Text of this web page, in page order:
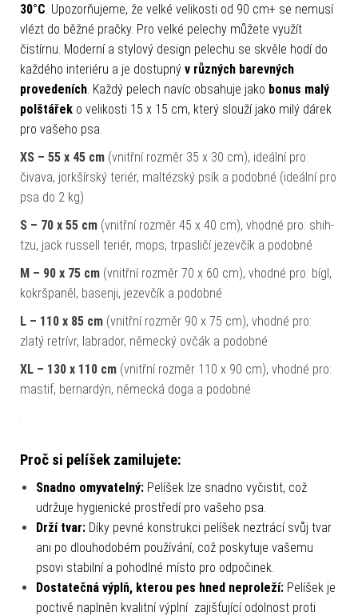
30°C Upozorňujeme, že velké velikosti od 90 cm+ se nemusí
vlézt do běžné pračky. Pro velké pelechy můžete využít
čistírnu. Moderní a stylový design pelechu se skvěle hodí do
každého interiéru a je dostupný v různých barevných
provedeních . Každý pelech navíc obsahuje jako bonus malý
polštářek o velikosti 15 x 15 cm, který slouží jako milý dárek
pro vašeho psa.
XS – 55 x 45 cm (vnitřní rozměr 35 x 30 cm), ideální pro:
čivava, jorkšírský teriér, maltézský psík a podobné (ideální pro
psa do 2 kg)
S – 70 x 55 cm (vnitřní rozměr 45 x 40 cm), vhodné pro: shih-
tzu, jack russell teriér, mops, trpasličí jezevčík a podobné
M – 90 x 75 cm (vnitřní rozměr 70 x 60 cm), vhodné pro: bígl,
kokršpaněl, basenji, jezevčík a podobné
L – 110 x 85 cm (vnitřní rozměr 90 x 75 cm), vhodné pro:
zlatý retrívr, labrador, německý ovčák a podobné
XL – 130 x 110 cm (vnitřní rozměr 110 x 90 cm), vhodné pro:
mastif, bernardýn, německá doga a podobné
Proč si pelíšek zamilujete:
Snadno omyvatelný: Pelíšek lze snadno vyčistit, což
udržuje hygienické prostředí pro vašeho psa.
Drží tvar: Díky pevné konstrukci pelíšek neztrácí svůj tvar
ani po dlouhodobém používání, což poskytuje vašemu
psovi stabilní a pohodlné místo pro odpočinek.
Dostatečná výplň, kterou pes hned neproleží: Pelíšek je
poctivě naplněn kvalitní výplní zajišťující odolnost proti